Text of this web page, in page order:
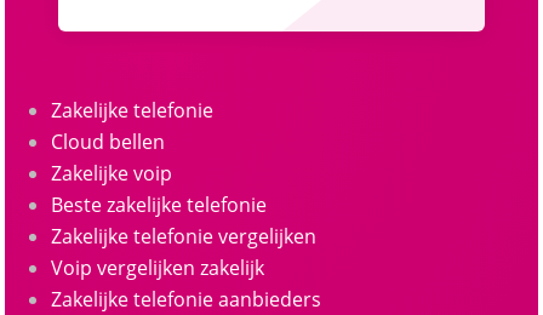
Zakelijke telefonie
Cloud bellen
Zakelijke voip
Beste zakelijke telefonie
Zakelijke telefonie vergelijken
Voip vergelijken zakelijk
Zakelijke telefonie aanbieders